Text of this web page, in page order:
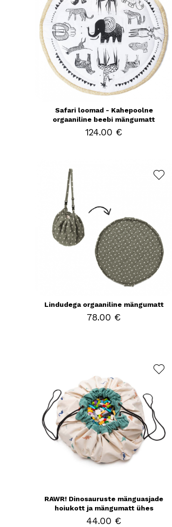
Safari loomad - Kahepoolne
orgaaniline beebi mängumatt
124.00 €
Lindudega orgaaniline mängumatt
78.00 €
RAWR! Dinosauruste mänguasjade
hoiukott ja mängumatt ühes
44.00 €